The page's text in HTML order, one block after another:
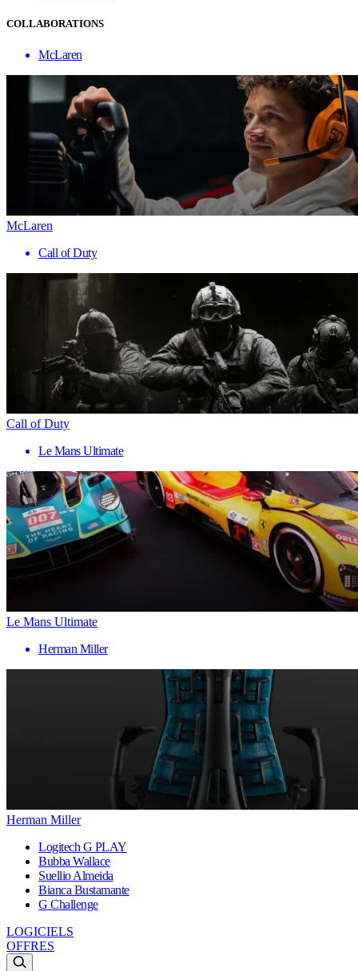
COLLABORATIONS
McLaren
McLaren
Call of Duty
Call of Duty
Le Mans Ultimate
Le Mans Ultimate
Herman Miller
Herman Miller
Logitech G PLAY
Bubba Wallace
Suellio Almeida
Bianca Bustamante
G Challenge
LOGICIELS
OFFRES